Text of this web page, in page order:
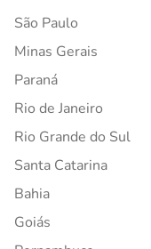
São Paulo
Minas Gerais
Paraná
Rio de Janeiro
Rio Grande do Sul
Santa Catarina
Bahia
Goiás